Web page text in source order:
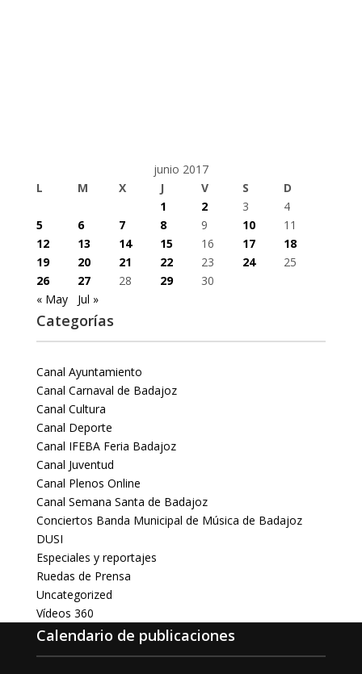
junio 2017
L
M X J V S
D
1
2 3
4
5
6 7 8 9 10
11
12
13 14 15 16 17
18
19
20 21 22 23 24
25
26
27 28 29
30
« May
Jul »
Categorías
Canal Ayuntamiento
Canal Carnaval de Badajoz
Canal Cultura
Canal Deporte
Canal IFEBA Feria Badajoz
Canal Juventud
Canal Plenos Online
Canal Semana Santa de Badajoz
Conciertos Banda Municipal de Música de Badajoz
DUSI
Especiales y reportajes
Ruedas de Prensa
Uncategorized
Vídeos 360
Calendario de publicaciones